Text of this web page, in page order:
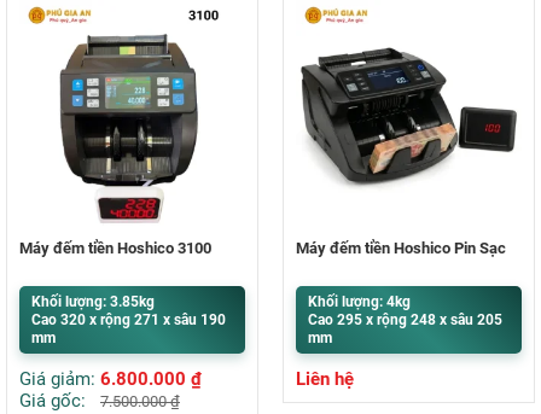
Máy đếm tiền Hoshico 3100
Khối lượng: 3.85kg
Cao 320 x rộng 271 x sâu 190
mm
Giá giảm: 6.800.000 ₫
Giá gốc:
7.500.000₫
Máy đếm tiền Hoshico Pin Sạc
Khối lượng: 4kg
Cao 295 x rộng 248 x sâu 205
mm
Liên hệ